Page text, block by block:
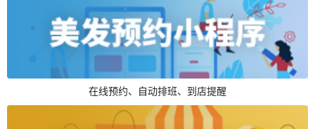
在线预约、自动排班、到店提醒